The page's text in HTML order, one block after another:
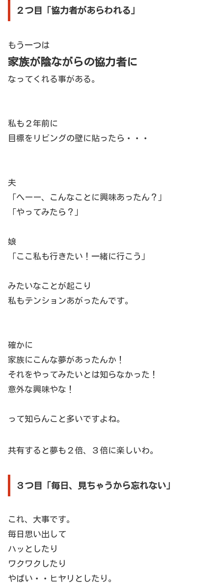
２つ目「協力者があらわれる」
もう一つは
家族が陰ながらの協力者に
なってくれる事がある。
私も２年前に
目標をリビングの壁に貼ったら・・・
夫
「へーー、こんなことに興味あったん？」
「やってみたら？」
娘
「ここ私も行きたい！一緒に行こう」
みたいなことが起こり
私もテンションあがったんです。
確かに
家族にこんな夢があったんか！
それをやってみたいとは知らなかった！
意外な興味やな！
って知らんこと多いですよね。
共有すると夢も２倍、３倍に楽しいわ。
３つ目「毎日、見ちゃうから忘れない」
これ、大事です。
毎日思い出して
ハッとしたり
ワクワクしたり
やばい・・ヒヤリとしたり。